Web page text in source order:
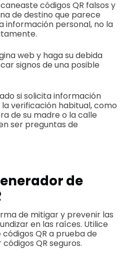
códigos QR falsos y
de destino que parece
información personal, no la
web y haga su debida
signos de una posible
si solicita información
verificación habitual, como
de su madre o la calle
ser preguntas de
de
de mitigar y prevenir las
en las raíces. Utilice
QR a prueba de
QR seguros.